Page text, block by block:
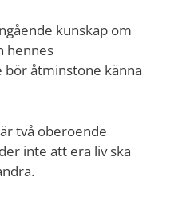
kunskap om
hennes
åtminstone känna
två oberoende
inte att era liv ska